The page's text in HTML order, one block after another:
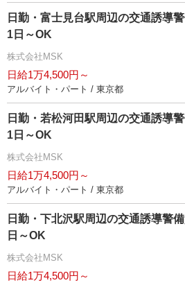
日勤・富士見台駅周辺の交通誘導
1日～OK
株式会社MSK
日給1万4,500円～
アルバイト・パート / 東京都
日勤・若松河田駅周辺の交通誘導
1日～OK
株式会社MSK
日給1万4,500円～
アルバイト・パート / 東京都
日勤・下北沢駅周辺の交通誘導警
日～OK
株式会社MSK
日給1万4,500円～